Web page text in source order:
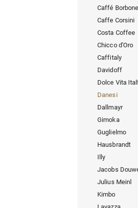
Caffé Borbone
Caffe Corsini
Costa Coffee
Chicco d'Oro
Caffitaly
Davidoff
Dolce Vita
Danesi
Dallmayr
Gimoka
Guglielmo
Hausbrandt
Illy
Jacobs
Julius Meinl
Kimbo